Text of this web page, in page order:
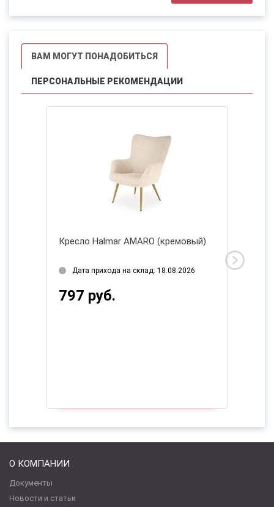
ВАМ МОГУТ ПОНАДОБИТЬСЯ
ПЕРСОНАЛЬНЫЕ РЕКОМЕНДАЦИИ
AMARO (кремовый)
на склад: 18.08.2026
Кресло Halmar AMORE
Есть в наличии 1 шт.
О КОМПАНИИ
Документы
Новости и статьи